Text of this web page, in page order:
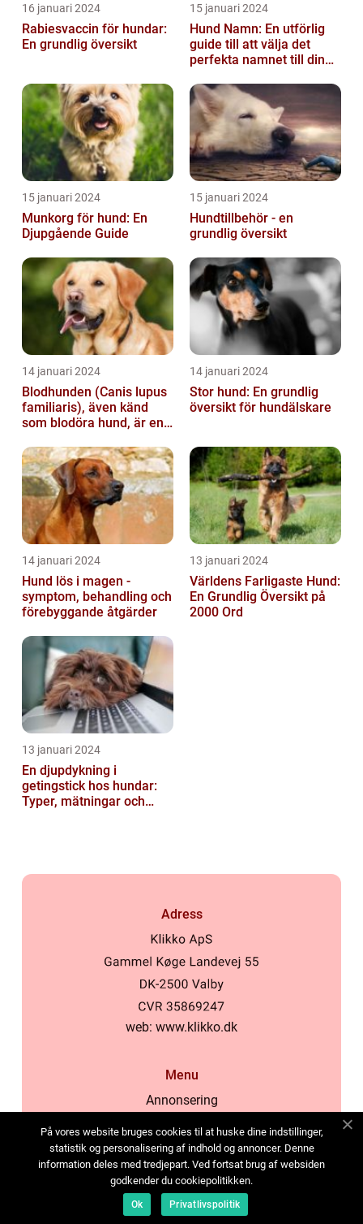
16 januari 2024
Rabiesvaccin för hundar:
En grundlig översikt
15 januari 2024
Hund Namn: En utförlig
guide till att välja det
perfekta namnet till din
15 januari 2024
Munkorg för hund: En
Djupgående Guide
15 januari 2024
Hundtillbehör - en
grundlig översikt
14 januari 2024
Blodhunden (Canis lupus
familiaris), även känd
som blodöra hund, är en
kara...
14 januari 2024
Stor hund: En grundlig
översikt för hundälskare
14 januari 2024
Hund lös i magen -
symptom, behandling och
förebyggande åtgärder
13 januari 2024
Världens Farligaste Hund:
En Grundlig Översikt på
2000 Ord
13 januari 2024
En djupdykning i
getingstick hos hundar:
Typer, mätningar och
Adress
web: www.klikko.dk
Menu
Annonsering
Cookies
Kontakta oss
Sitemap
På vores website bruges cookies til at huske dine indstillinger,
statistik og personalisering af indhold og annoncer. Denne
information deles med tredjepart. Ved fortsat brug af websiden
godkender du cookiepolitikken.
Ok Privatlivspolitik